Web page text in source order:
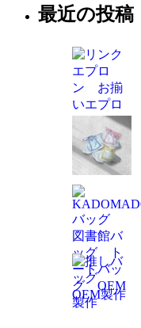
最近の投稿